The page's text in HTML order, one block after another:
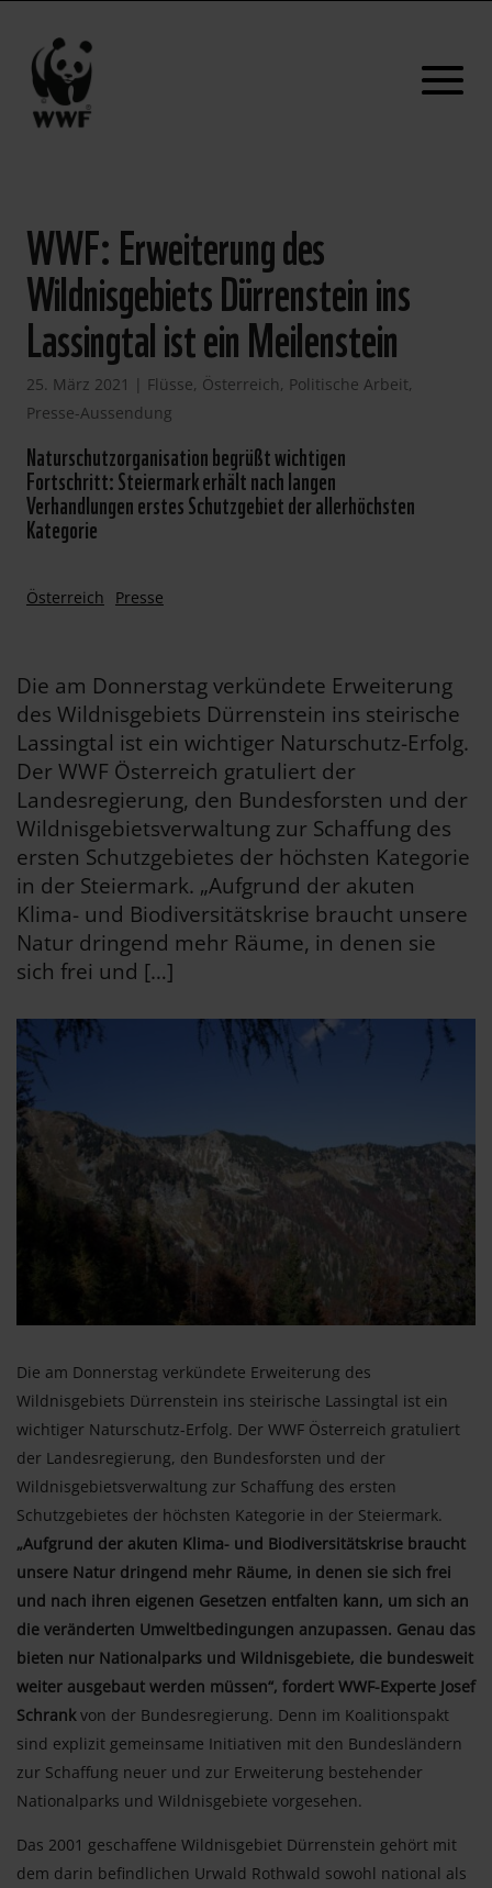
WWF: Erweiterung des
Wildnisgebiets Dürrenstein ins
Lassingtal ist ein Meilenstein
25. März 2021 | Flüsse, Österreich, Politische Arbeit,
Presse-Aussendung
Naturschutzorganisation begrüßt wichtigen
Fortschritt: Steiermark erhält nach langen
Verhandlungen erstes Schutzgebiet der allerhöchsten
Kategorie
Österreich Presse
Die am Donnerstag verkündete Erweiterung
des Wildnisgebiets Dürrenstein ins steirische
Lassingtal ist ein wichtiger Naturschutz-Erfolg.
Der WWF Österreich gratuliert der
Landesregierung, den Bundesforsten und der
Wildnisgebietsverwaltung zur Schaffung des
ersten Schutzgebietes der höchsten Kategorie
in der Steiermark. „Aufgrund der akuten
Klima- und Biodiversitätskrise braucht unsere
Natur dringend mehr Räume, in denen sie
sich frei und […]
Die am Donnerstag verkündete Erweiterung des
Wildnisgebiets Dürrenstein ins steirische Lassingtal ist ein
wichtiger Naturschutz-Erfolg. Der WWF Österreich gratuliert
der Landesregierung, den Bundesforsten und der
Wildnisgebietsverwaltung zur Schaffung des ersten
Schutzgebietes der höchsten Kategorie in der Steiermark.
„Aufgrund der akuten Klima- und Biodiversitätskrise braucht
unsere Natur dringend mehr Räume, in denen sie sich frei
und nach ihren eigenen Gesetzen entfalten kann, um sich an
die veränderten Umweltbedingungen anzupassen. Genau das
bieten nur Nationalparks und Wildnisgebiete, die bundesweit
weiter ausgebaut werden müssen“, fordert WWF-Experte Josef
Schrank von der Bundesregierung. Denn im Koalitionspakt
sind explizit gemeinsame Initiativen mit den Bundesländern
zur Schaffung neuer und zur Erweiterung bestehender
Nationalparks und Wildnisgebiete vorgesehen.
Das 2001 geschaffene Wildnisgebiet Dürrenstein gehört mit
dem darin befindlichen Urwald Rothwald sowohl national als